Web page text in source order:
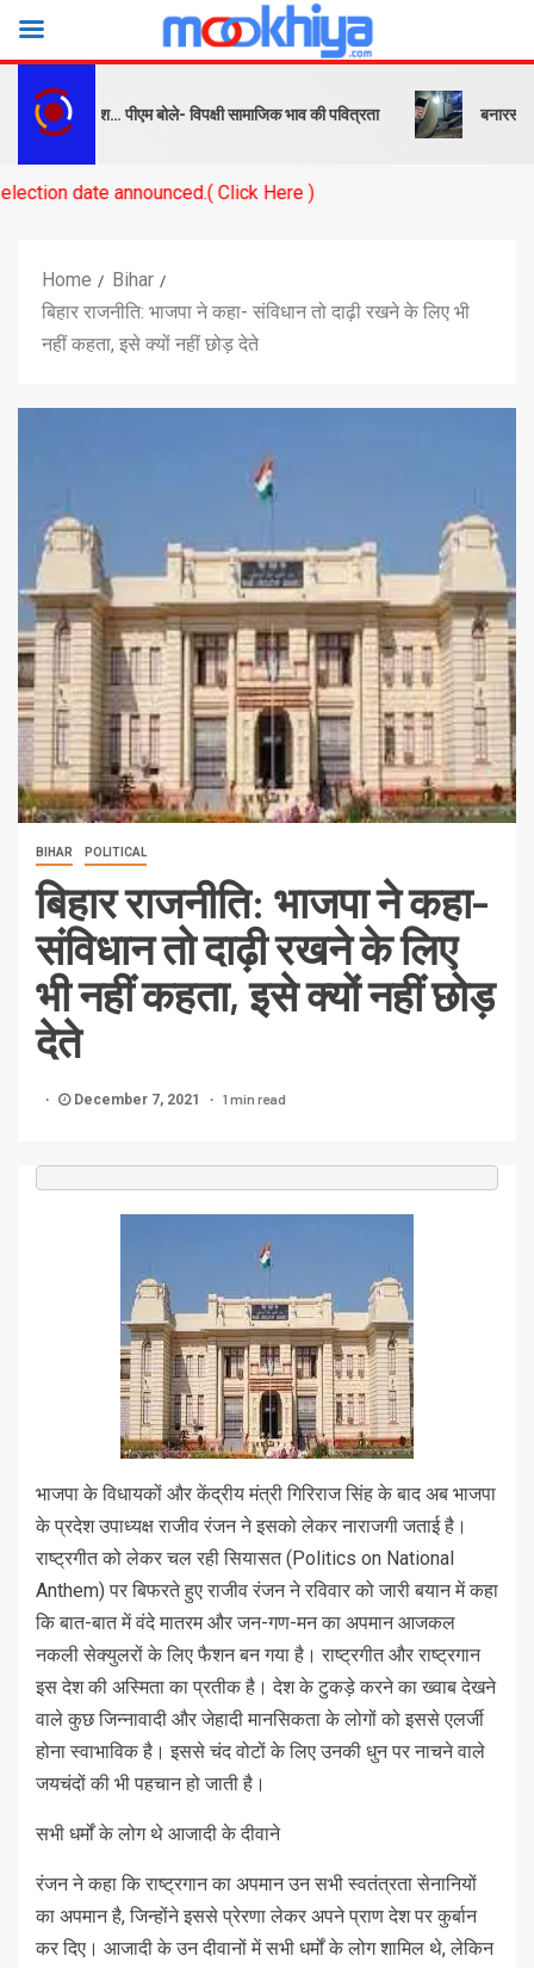
और संदेश… पीएम बोले- विपक्षी सामाजिक भाव की पवित्रता बनारस स्टेशन के
Click Here )
Home
Bihar
बिहार राजनीति: भाजपा ने कहा- संविधान तो दाढ़ी रखने के लिए भी
नहीं कहता, इसे क्यों नहीं छोड़ देते
BIHAR POLITICAL
बिहार राजनीति: भाजपा ने कहा-
संविधान तो दाढ़ी रखने के लिए
भी नहीं कहता, इसे क्यों नहीं छोड़
देते
December 7, 2021 1 min read
भाजपा के विधायकों और केंद्रीय मंत्री गिरिराज सिंह के बाद अब भाजपा
के प्रदेश उपाध्‍यक्ष राजीव रंजन ने इसको लेकर नाराजगी जताई है।
राष्ट्रगीत को लेकर चल रही सियासत (Politics on National
Anthem) पर बिफरते हुए राजीव रंजन ने रविवार को जारी बयान में कहा
कि बात-बात में वंदे मातरम और जन-गण-मन का अपमान आजकल
नकली सेक्युलरों के लिए फैशन बन गया है। राष्ट्रगीत और राष्ट्रगान
इस देश की अस्मिता का प्रतीक है। देश के टुकड़े करने का ख्वाब देखने
वाले कुछ जिन्नावादी और जेहादी मानसिकता के लोगों को इससे एलर्जी
होना स्वाभाविक है। इससे चंद वोटों के लिए उनकी धुन पर नाचने वाले
जयचंदों की भी पहचान हो जाती है।
सभी धर्मों के लोग थे आजादी के दीवाने
रंजन ने कहा कि राष्ट्रगान का अपमान उन सभी स्वतंत्रता सेनानियों
का अपमान है, जिन्होंने इससे प्रेरणा लेकर अपने प्राण देश पर कुर्बान
कर दिए। आजादी के उन दीवानों में सभी धर्मों के लोग शामिल थे, लेकिन